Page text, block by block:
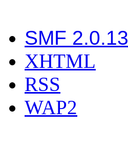
SMF 2.0.13
XHTML
RSS
WAP2